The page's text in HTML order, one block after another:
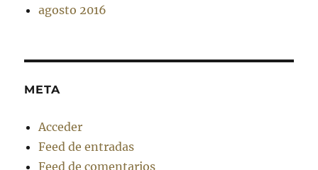
agosto 2016
META
Acceder
Feed de entradas
Feed de comentarios